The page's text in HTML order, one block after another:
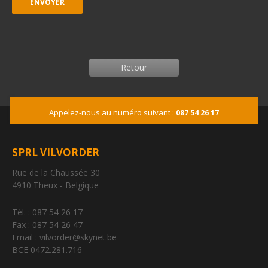
Retour
Appelez-nous au numéro suivant : 087 54 26 17
SPRL VILVORDER
Rue de la Chaussée 30
4910 Theux - Belgique
Tél. : 087 54 26 17
Fax : 087 54 26 47
Email : vilvorder@skynet.be
BCE 0472.281.716